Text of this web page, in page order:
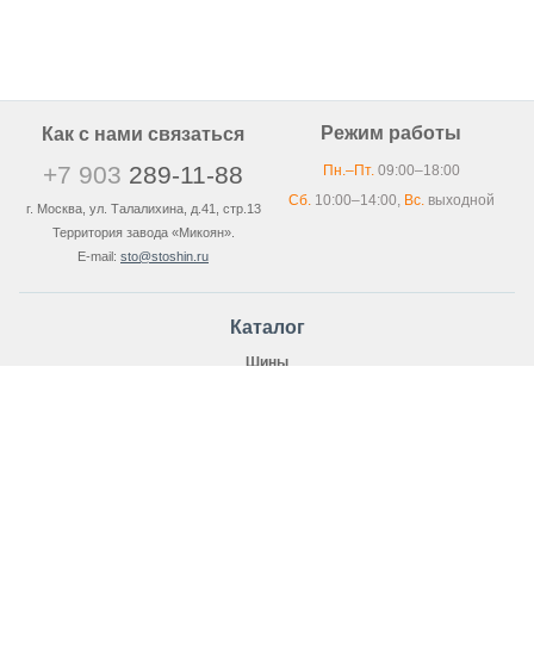
Как с нами связаться
+7 903 289-11-88
г. Москва, ул. Талалихина, д.41, стр.13
Территория завода «Микоян».
E-mail: sto@stoshin.ru
Режим работы
Пн.–Пт.09:00–18:00
Сб.10:00–14:00, Вс.выходной
Каталог
Шины